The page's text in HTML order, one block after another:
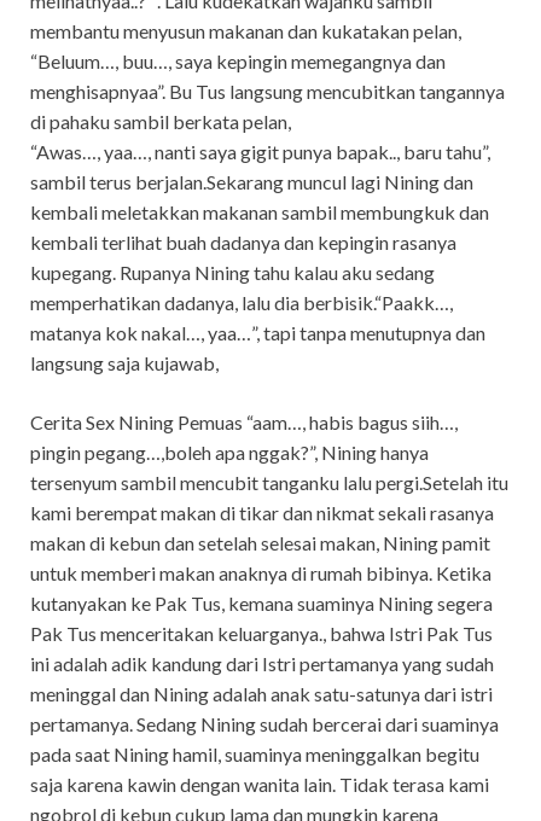
membantu menyusun makanan dan kukatakan pelan,
“Beluum…, buu…, saya kepingin memegangnya dan
menghisapnyaa”. Bu Tus langsung mencubitkan tangannya
di pahaku sambil berkata pelan,
“Awas…, yaa…, nanti saya gigit punya bapak.., baru tahu”,
sambil terus berjalan.Sekarang muncul lagi Nining dan
kembali meletakkan makanan sambil membungkuk dan
kembali terlihat buah dadanya dan kepingin rasanya
kupegang. Rupanya Nining tahu kalau aku sedang
memperhatikan dadanya, lalu dia berbisik.“Paakk…,
matanya kok nakal…, yaa…”, tapi tanpa menutupnya dan
langsung saja kujawab,
Cerita Sex Nining Pemuas “aam…, habis bagus siih…,
pingin pegang…,boleh apa nggak?”, Nining hanya
tersenyum sambil mencubit tanganku lalu pergi.Setelah itu
kami berempat makan di tikar dan nikmat sekali rasanya
makan di kebun dan setelah selesai makan, Nining pamit
untuk memberi makan anaknya di rumah bibinya. Ketika
kutanyakan ke Pak Tus, kemana suaminya Nining segera
Pak Tus menceritakan keluarganya., bahwa Istri Pak Tus
ini adalah adik kandung dari Istri pertamanya yang sudah
meninggal dan Nining adalah anak satu-satunya dari istri
pertamanya. Sedang Nining sudah bercerai dari suaminya
pada saat Nining hamil, suaminya meninggalkan begitu
saja karena kawin dengan wanita lain. Tidak terasa kami
ngobrol di kebun cukup lama dan mungkin karena